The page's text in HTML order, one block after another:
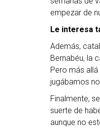
empezar de
Le interesa
Además,
Bernabéu, la
Pero más
jugábamos
Finalmente,
suerte de
aunque no